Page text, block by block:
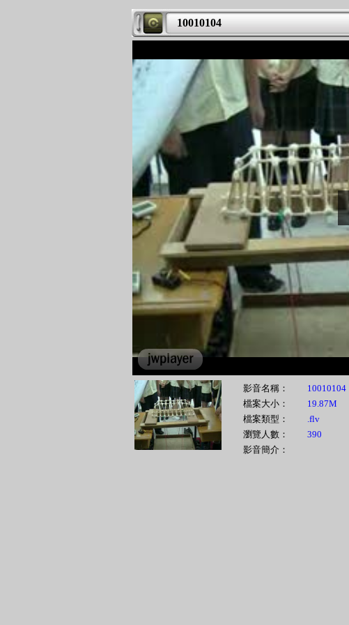
10010104
影音名稱：
10010104
檔案大小：
19.87M
檔案類型：
.flv
瀏覽人數：
390
影音簡介：